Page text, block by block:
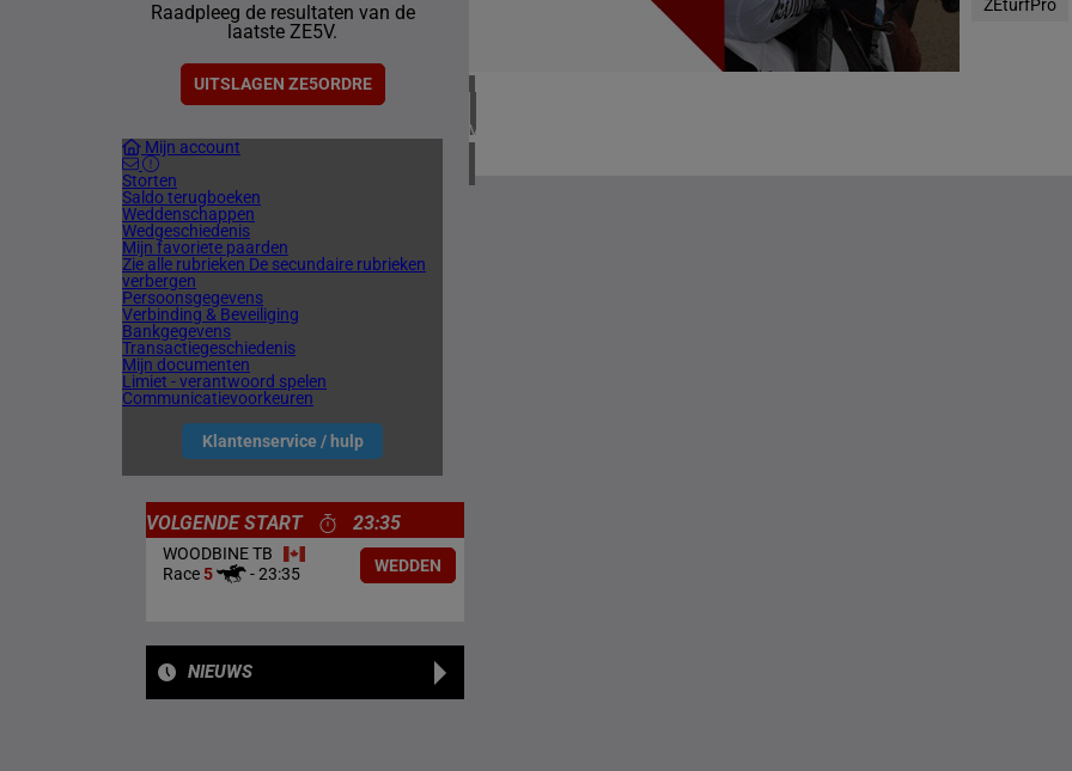
Raadpleeg de resultaten van de
laatste ZE5V.
UITSLAGEN ZE5ORDRE
Mijn account
Storten
Saldo terugboeken
Weddenschappen
Wedgeschiedenis
Mijn favoriete paarden
Zie alle rubrieken De secundaire rubrieken
verbergen
Persoonsgegevens
Verbinding & Beveiliging
Bankgegevens
Transactiegeschiedenis
Mijn documenten
Limiet - verantwoord spelen
Communicatievoorkeuren
Klantenservice / hulp
1 meeting(s)
VERENIGDE STATEN
4 meeting(s)
ZEturfPro
VOLGENDE START 23:35
WOODBINE TB
Race5 -23:35 WEDDEN
NIEUWS